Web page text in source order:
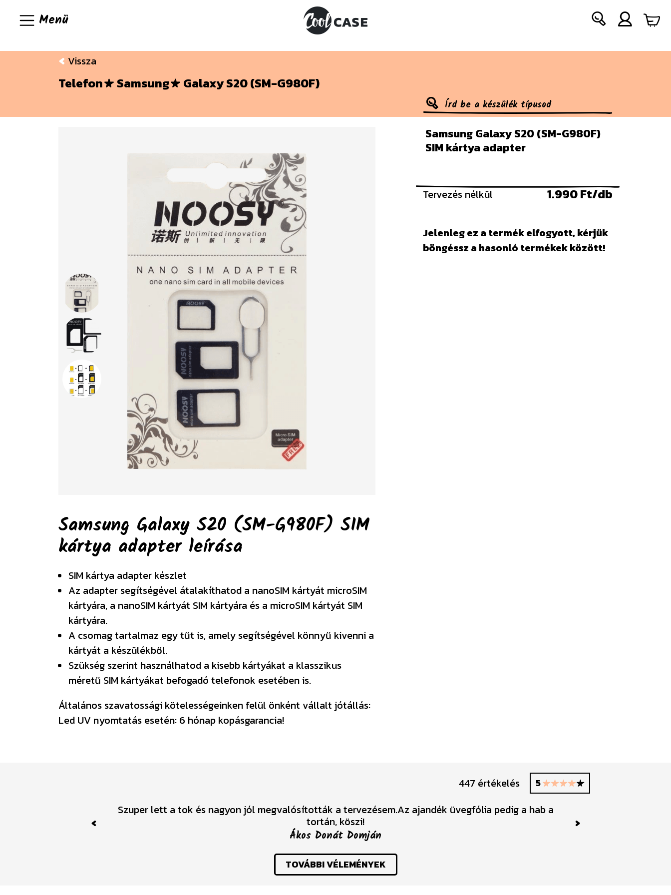
Menü
Vissza
Telefon Samsung Galaxy S20 (SM-G980F)
Samsung Galaxy S20 (SM-G980F) SIM
kártya adapter leírása
SIM kártya adapter készlet
Az adapter segítségével átalakíthatod a nanoSIM kártyát microSIM
kártyára, a nanoSIM kártyát SIM kártyára és a microSIM kártyát SIM
kártyára.
A csomag tartalmaz egy tűt is, amely segítségével könnyű kivenni a
kártyát a készülékből.
Szükség szerint használhatod a kisebb kártyákat a klasszikus
méretű SIM kártyákat befogadó telefonok esetében is.
Általános szavatossági kötelességeinken felül önként vállalt jótállás:
Led UV nyomtatás esetén: 6 hónap kopásgarancia!
Samsung Galaxy S20 (SM-G980F)
SIM kártya adapter
Tervezés nélkül 1.990 Ft/db
Jelenleg ez a termék elfogyott, kérjük
böngéssz a hasonló termékek között!
447 értékelés 5
Szuper lett a tok és nagyon jól megvalósították a tervezésem.Az ajandék üvegfólia pedig a hab a
tortán, köszi!
Ákos Donát Domján
Previous Next
TOVÁBBI VÉLEMÉNYEK